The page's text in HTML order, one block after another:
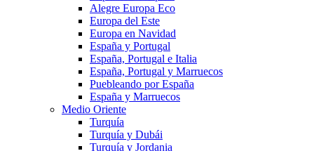
Alegre Europa Eco
Europa del Este
Europa en Navidad
España y Portugal
España, Portugal e Italia
España, Portugal y Marruecos
Puebleando por España
España y Marruecos
Medio Oriente
Turquía
Turquía y Dubái
Turquía y Jordania